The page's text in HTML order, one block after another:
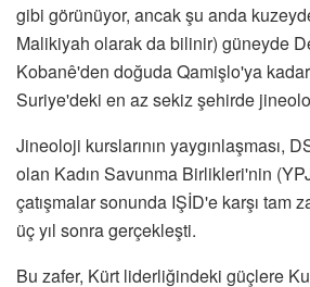
gibi görünüyor, ancak şu anda
Malikiyah olarak da bilinir) güneyde
Kobanê'den doğuda Qamişlo'ya
Suriye'deki en az sekiz şehirde
Jineoloji kurslarının yaygınlaşması,
olan Kadın Savunma Birlikleri'nin
çatışmalar sonunda IŞİD'e karşı tam
üç yıl sonra gerçekleşti.
Bu zafer, Kürt liderliğindeki güçlere